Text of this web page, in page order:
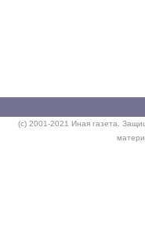
(c) 2001-2021 Иная газета.